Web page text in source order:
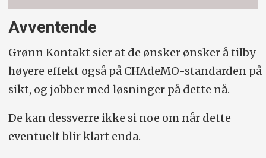
Avventende
Grønn Kontakt sier at de ønsker ønsker å tilby
høyere effekt også på CHAdeMO-standarden på
sikt, og jobber med løsninger på dette nå.
De kan dessverre ikke si noe om når dette
eventuelt blir klart enda.